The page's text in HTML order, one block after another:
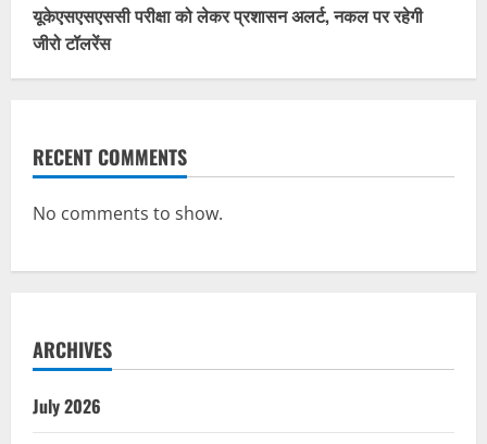
यूकेएसएसएससी परीक्षा को लेकर प्रशासन अलर्ट, नकल पर रहेगी
जीरो टॉलरेंस
RECENT COMMENTS
No comments to show.
ARCHIVES
July 2026